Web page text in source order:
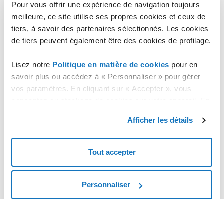
Pour vous offrir une expérience de navigation toujours
meilleure, ce site utilise ses propres cookies et ceux de
tiers, à savoir des partenaires sélectionnés. Les cookies
de tiers peuvent également être des cookies de profilage.
Lisez notre Politique en matière de cookies pour en
savoir plus ou accédez à « Personnaliser » pour gérer
vos paramètres. En cliquant sur « Accepter », vous
stockage des cookies nécessaires.
Afficher les détails
Tout accepter
Personnaliser
Environment
Overquota
Automatic clustering
Marketplace